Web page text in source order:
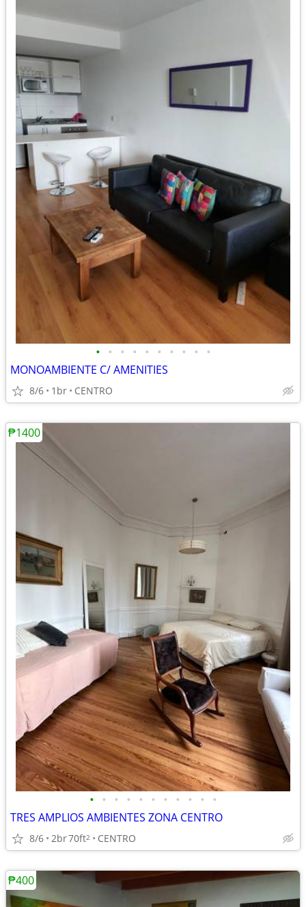
• • • • • • • • • •
MONOAMBIENTE C/ AMENITIES
8/6 1br CENTRO
• • • • • • • • • • •
TRES AMPLIOS AMBIENTES ZONA CENTRO
8/6 2br70ft2 CENTRO
₱1400
₱400